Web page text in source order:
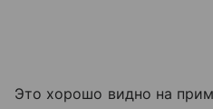
Это хорошо видно на